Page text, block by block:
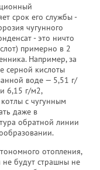
срок его службы -
чугунного
- это ничто
примерно в 2
Например, за
серной кислоты
воде — 5,51 г/
6,15 г/м2,
с чугунным
даже в
обратной линии
отопления,
не будут страшны не